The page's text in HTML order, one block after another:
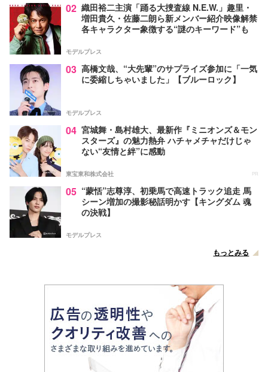
02 織田裕二主演「踊る大捜査線 N.E.W.」趣里・
増田貴久・佐藤二朗ら新メンバー紹介映像解禁
各キャラクター象徴する“謎のキーワード”も
モデルプレス
03 高橋文哉、“大先輩”のサプライズ参加に「一気
に委縮しちゃいました」【ブルーロック】
モデルプレス
04 宮城舞・島村雄大、最新作『ミニオンズ＆モン
スターズ』の魅力熱弁 ハチャメチャだけじゃ
ない“友情と絆”に感動
東宝東和株式会社 PR
05 “蒙恬”志尊淳、初乗馬で高速トラック追走 馬
シーン増加の撮影秘話明かす【キングダム 魂
の決戦】
モデルプレス
もっとみる